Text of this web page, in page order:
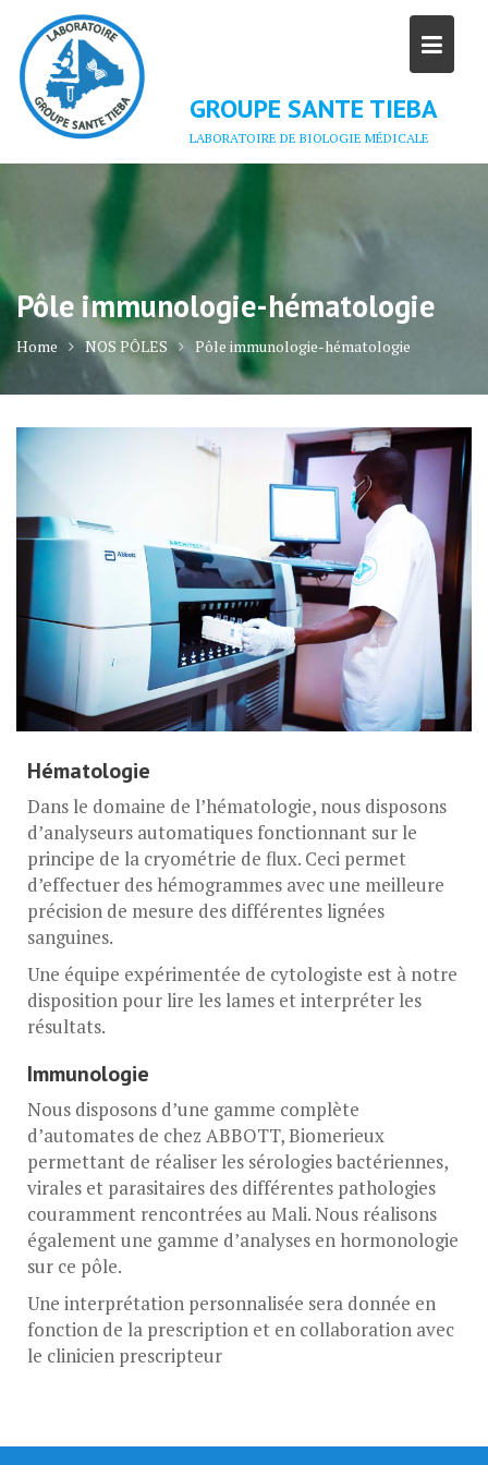
content
GROUPE SANTE TIEBA
LABORATOIRE DE BIOLOGIE MÉDICALE
Pôle immunologie-hématologie
Home NOS PÔLES Pôle immunologie-hématologie
Hématologie
Dans le domaine de l’hématologie, nous disposons
d’analyseurs automatiques fonctionnant sur le
principe de la cryométrie de flux. Ceci permet
d’effectuer des hémogrammes avec une meilleure
précision de mesure des différentes lignées
sanguines.
Une équipe expérimentée de cytologiste est à notre
disposition pour lire les lames et interpréter les
résultats.
Immunologie
Nous disposons d’une gamme complète
d’automates de chez ABBOTT, Biomerieux
permettant de réaliser les sérologies bactériennes,
virales et parasitaires des différentes pathologies
couramment rencontrées au Mali. Nous réalisons
également une gamme d’analyses en hormonologie
sur ce pôle.
Une interprétation personnalisée sera donnée en
fonction de la prescription et en collaboration avec
le clinicien prescripteur